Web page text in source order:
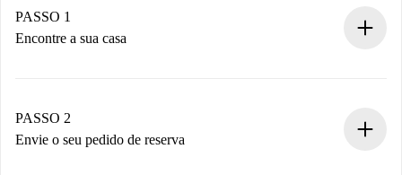
PASSO 1
Encontre a sua casa
Você tem todas as informações necessárias
antecipadamente.
PASSO 2
Envie o seu pedido de reserva